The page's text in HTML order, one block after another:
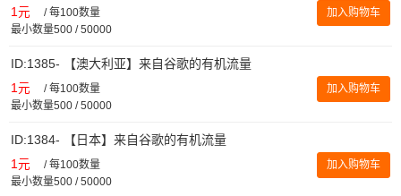
1元 /每100数量
最小数量500 / 50000
加入购物车
ID:1385- 【澳大利亚】来自谷歌的有机流量
1元 /每100数量
最小数量500 / 50000
加入购物车
ID:1384- 【日本】来自谷歌的有机流量
1元 /每100数量
最小数量500 / 50000
加入购物车